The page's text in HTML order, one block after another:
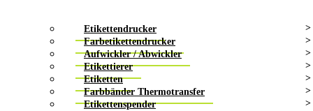
Etikettendrucker
Farbetikettendrucker
Aufwickler / Abwickler
Etikettierer
Etiketten
Farbbänder Thermotransfer
Etikettenspender